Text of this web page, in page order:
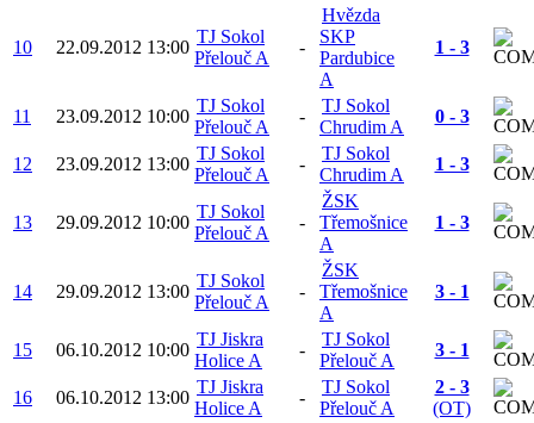
10 22.09.2012 13:00
TJ Sokol
Přelouč A
-
Hvězda
SKP
Pardubice
A
1 - 3
11 23.09.2012 10:00
TJ Sokol
Přelouč A
-
TJ Sokol
Chrudim A
0 - 3
12 23.09.2012 13:00
TJ Sokol
Přelouč A
-
TJ Sokol
Chrudim A
1 - 3
13 29.09.2012 10:00
TJ Sokol
Přelouč A
-
ŽSK
Třemošnice
A
1 - 3
14 29.09.2012 13:00
TJ Sokol
Přelouč A
-
ŽSK
Třemošnice
A
3 - 1
15 06.10.2012 10:00
TJ Jiskra
Holice A
-
TJ Sokol
Přelouč A
3 - 1
16 06.10.2012 13:00
TJ Jiskra
Holice A
-
TJ Sokol
Přelouč A
2 - 3
(OT)